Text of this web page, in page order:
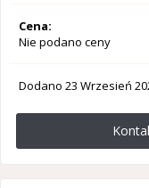
Cena:
Nie podano ceny
Dodano 23 Wrzesień